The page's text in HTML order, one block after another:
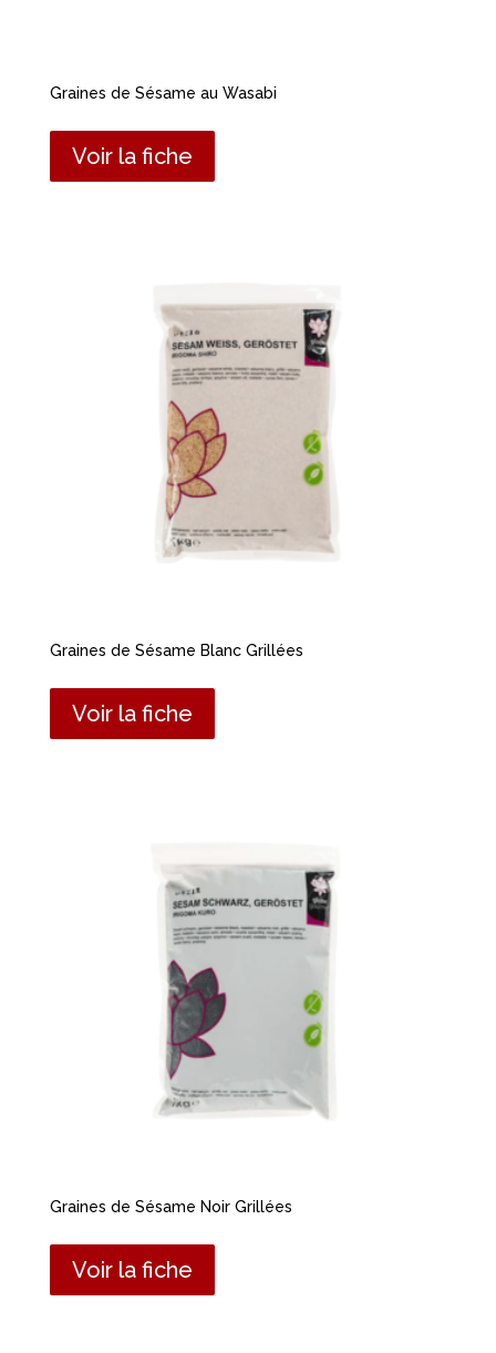
Graines de Sésame au Wasabi
Voir la fiche
Graines de Sésame Blanc Grillées
Voir la fiche
Graines de Sésame Noir Grillées
Voir la fiche